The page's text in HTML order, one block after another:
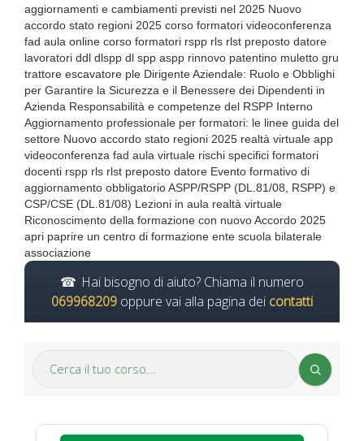
aggiornamenti e cambiamenti previsti nel 2025 Nuovo
accordo stato regioni 2025 corso formatori videoconferenza
fad aula online corso formatori rspp rls rlst preposto datore
lavoratori ddl dlspp dl spp aspp rinnovo patentino muletto gru
trattore escavatore ple Dirigente Aziendale: Ruolo e Obblighi
per Garantire la Sicurezza e il Benessere dei Dipendenti in
Azienda Responsabilità e competenze del RSPP Interno
Aggiornamento professionale per formatori: le linee guida del
settore Nuovo accordo stato regioni 2025 realtà virtuale app
videoconferenza fad aula virtuale rischi specifici formatori
docenti rspp rls rlst preposto datore Evento formativo di
aggiornamento obbligatorio ASPP/RSPP (DL.81/08, RSPP) e
CSP/CSE (DL.81/08) Lezioni in aula realtà virtuale
Riconoscimento della formazione con nuovo Accordo 2025
apri paprire un centro di formazione ente scuola bilaterale
associazione
Hai bisogno di aiuto? Chiama il numero
069968209 oppure vai alla pagina dei contatti